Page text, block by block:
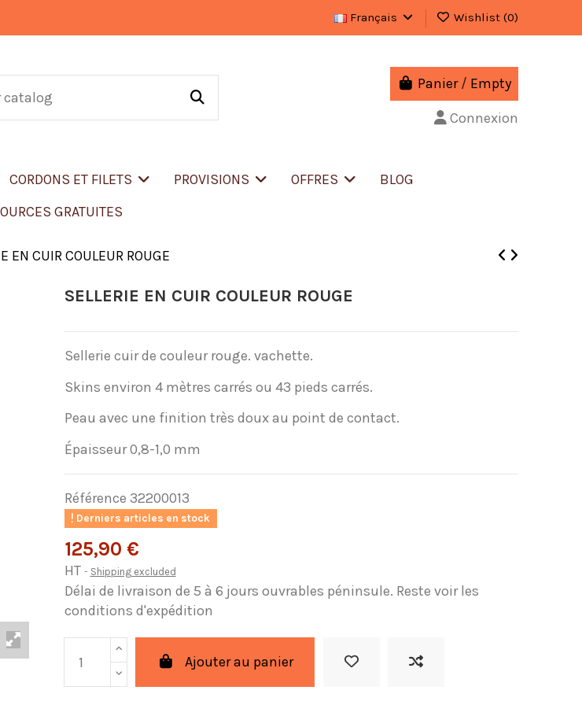
Français Wishlist (0)
Panier / Empty
Connexion
CORDONS ET FILETS PROVISIONS OFFRES
BLOG
GRATUITES
EN CUIR COULEUR ROUGE
SELLERIE EN CUIR COULEUR ROUGE
Sellerie cuir de couleur rouge. vachette.
Skins environ 4 mètres carrés ou 43 pieds carrés.
Peau avec une finition très doux au point de contact.
Épaisseur 0,8-1,0 mm
Référence 32200013
Derniers articles en stock
125,90 €
HT Shipping excluded
Délai de livraison de 5 à 6 jours ouvrables péninsule. Reste voir les
conditions d'expédition
Ajouter au panier